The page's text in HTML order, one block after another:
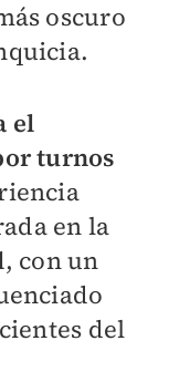
oscuro
el
turnos
en la
, con un
del